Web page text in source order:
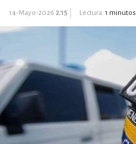
14-Mayo-2026 2:15 Lectura: 1 minutos